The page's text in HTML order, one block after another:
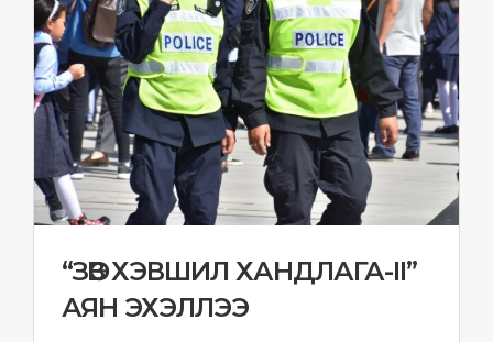
“ЗӨВ ХЭВШИЛ ХАНДЛАГА-II”
АЯН ЭХЭЛЛЭЭ